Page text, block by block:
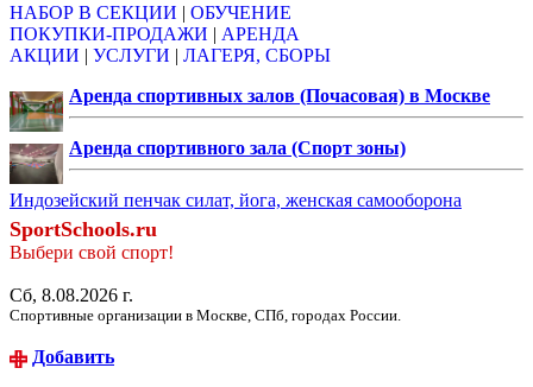
НАБОР В СЕКЦИИ | ОБУЧЕНИЕ
ПОКУПКИ-ПРОДАЖИ | АРЕНДА
АКЦИИ | УСЛУГИ | ЛАГЕРЯ, СБОРЫ
Аренда спортивных залов (Почасовая) в Москве
Аренда спортивного зала (Спорт зоны)
Индозейский пенчак силат, йога, женская самооборона
SportSchools.ru
Выбери свой спорт!
Сб, 8.08.2026 г.
Спортивные организации в Москве, СПб, городах России.
Добавить